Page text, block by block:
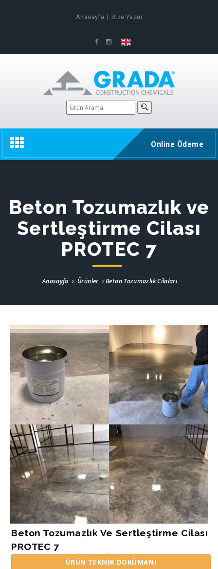
Anasayfa Bize Yazın
Toggle
navigation
Online Ödeme
Beton Tozumazlık ve
Sertleştirme Cilası
PROTEC 7
Anasayfa Ürünler Beton Tozumazlık Cilaları
Beton Tozumazlık Ve Sertleştirme Cilası
PROTEC 7
ÜRÜN TEKNİK DOKÜMANI